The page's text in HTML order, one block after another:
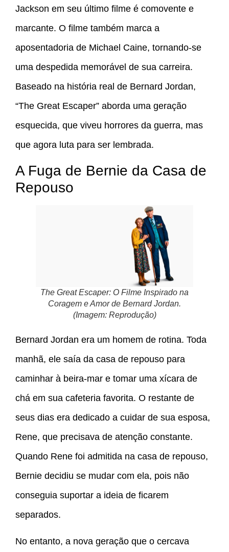
Jackson em seu último filme é comovente e
marcante. O filme também marca a
aposentadoria de Michael Caine, tornando-se
uma despedida memorável de sua carreira.
Baseado na história real de Bernard Jordan,
“The Great Escaper” aborda uma geração
esquecida, que viveu horrores da guerra, mas
que agora luta para ser lembrada.
A Fuga de Bernie da Casa de
Repouso
The Great Escaper: O Filme Inspirado na
Coragem e Amor de Bernard Jordan.
(Imagem: Reprodução)
Bernard Jordan era um homem de rotina. Toda
manhã, ele saía da casa de repouso para
caminhar à beira-mar e tomar uma xícara de
chá em sua cafeteria favorita. O restante de
seus dias era dedicado a cuidar de sua esposa,
Rene, que precisava de atenção constante.
Quando Rene foi admitida na casa de repouso,
Bernie decidiu se mudar com ela, pois não
conseguia suportar a ideia de ficarem
separados.
No entanto, a nova geração que o cercava